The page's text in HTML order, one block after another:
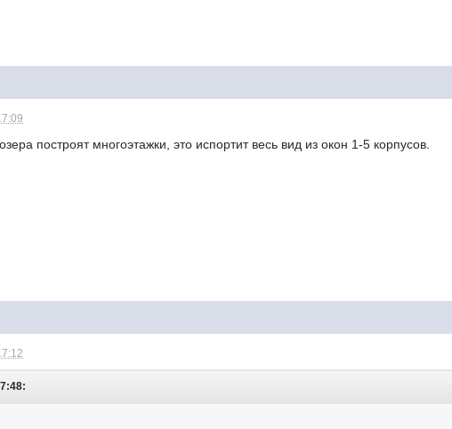
построят многоэтажки, это испортит весь вид из окон 1-5 корпусов.